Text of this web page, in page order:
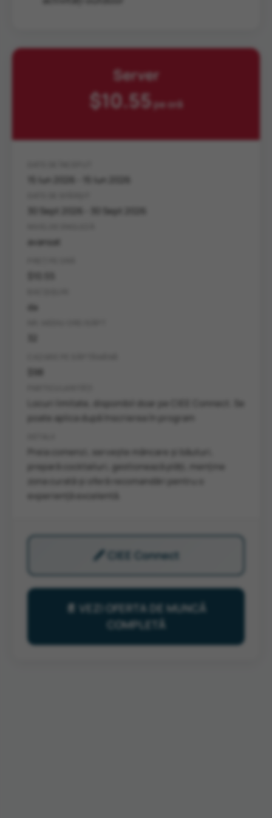
Server
$10.55pe oră
15 Iun 2026 - 15 Iun 2026
30 Sept 2026 - 30 Sept 2026
avansat
da
$98
Locuri limitate, disponibil doar pe CIEE Connect. Se
poate aplica după înscrierea în program
Preia comenzi, servește mâncare și băuturi,
prepară cocktailuri, gestionează plăți, menține
zona curată și oferă recomandări pentru o
🖋️ CIEE Connect
📄 VEZI OFERTA DE MUNCĂ
COMPLETĂ